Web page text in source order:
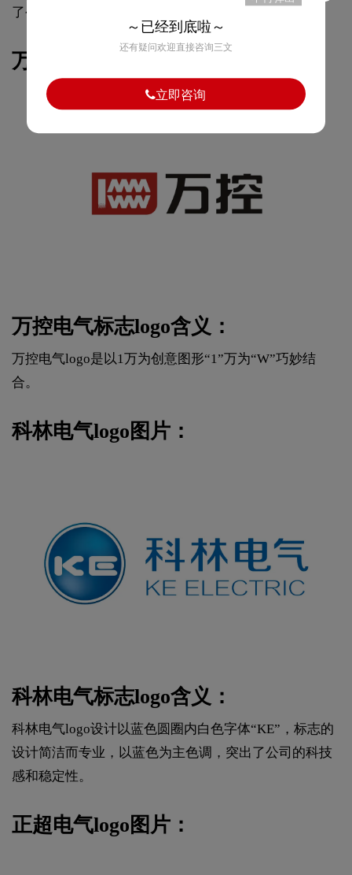
了公司的品牌形象。
万控电气logo图片：
万控电气标志logo含义：
万控电气logo是以1万为创意图形“1”万为“W”巧妙结
合。
科林电气logo图片：
科林电气标志logo含义：
科林电气logo设计以蓝色圆圈内白色字体“KE”，标志的
设计简洁而专业，以蓝色为主色调，突出了公司的科技
感和稳定性。
正超电气logo图片：
～已经到底啦～
还有疑问欢迎直接咨询三文
立即咨询